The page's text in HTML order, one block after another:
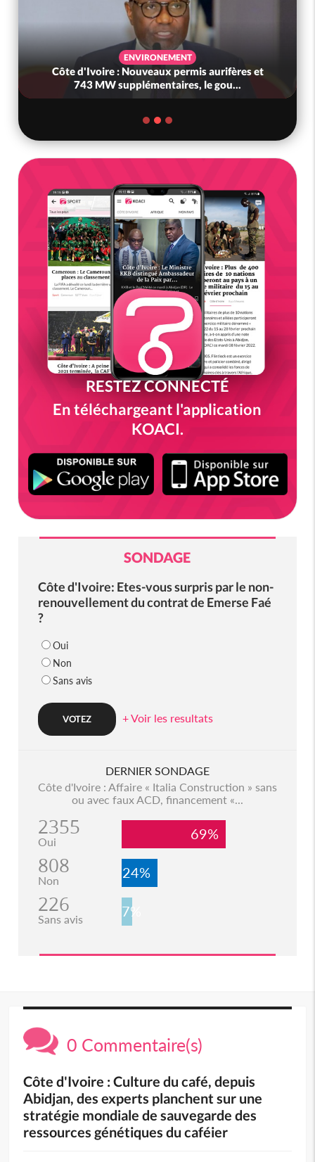
ENVIRONEMENT
Côte d'Ivoire : Nouveaux permis aurifères et
743 MW supplémentaires, le gou...
RESTEZ CONNECTÉ
En téléchargeant l'application
KOACI.
SONDAGE
Côte d'Ivoire: Etes-vous surpris par le non-
renouvellement du contrat de Emerse Faé
?
Oui
Non
Sans avis
+ Voir les resultats
DERNIER SONDAGE
Côte d'Ivoire : Affaire « Italia Construction » sans
ou avec faux ACD, financement «...
2355
Oui 69%
808
Non 24%
226
Sans avis 7%
0 Commentaire(s)
Côte d'Ivoire : Culture du café, depuis
Abidjan, des experts planchent sur une
stratégie mondiale de sauvegarde des
ressources génétiques du caféier